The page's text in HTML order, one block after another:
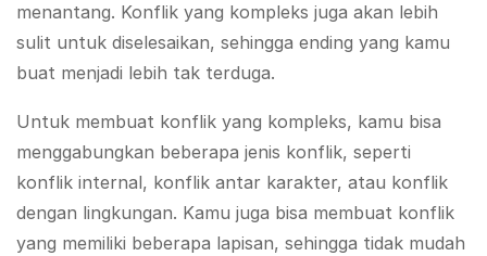
menantang. Konflik yang kompleks juga akan lebih
sulit untuk diselesaikan, sehingga ending yang kamu
buat menjadi lebih tak terduga.
Untuk membuat konflik yang kompleks, kamu bisa
menggabungkan beberapa jenis konflik, seperti
konflik internal, konflik antar karakter, atau konflik
dengan lingkungan. Kamu juga bisa membuat konflik
yang memiliki beberapa lapisan, sehingga tidak mudah